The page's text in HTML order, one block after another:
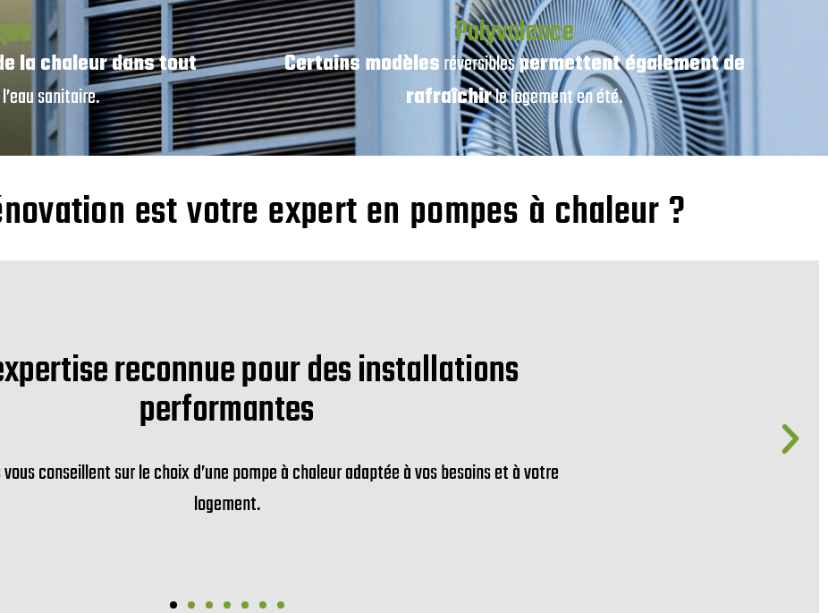
la chaleur dans tout
sanitaire.
Polyvalence
Certains modèlesréversiblespermettent également de
rafraîchirle logement en été.
est votre expert en pompes à chaleur ?
reconnue pour des installations
performantes
conseillent sur le choix d’une pompe à chaleur adaptée à vos besoins et à votre
logement.